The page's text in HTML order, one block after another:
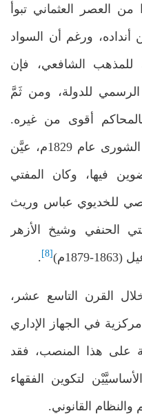
من العصر العثماني تبوأ
أنداده، ورغم أن السواد
للمذهب الشافعي، فإن
للدولة، ومن ثَمَّ
أقوى من غيره.
وحين أنشا محمد علي مجلس الشورى عام 1829م، عيَّن
فيها، وكان المفتي
للخديوي عباس وريث
الحنفي وشيخ الأزهر
[8]
.
القرن التاسع عشر،
في الجهاز الإداري
على هذا المنصب، فقد
لتكوين الفقهاء
القانوني.